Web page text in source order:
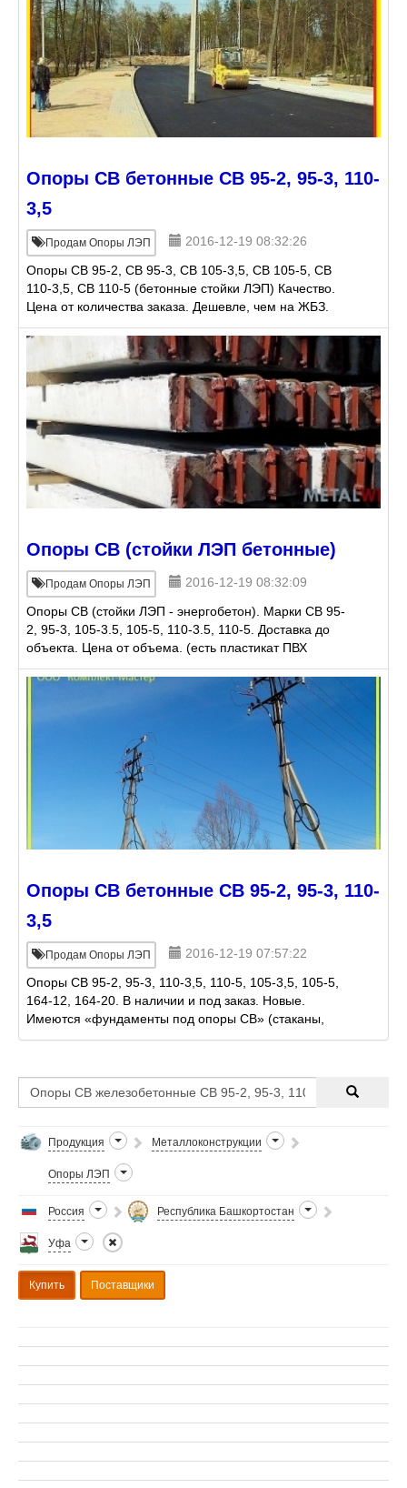
Опоры СВ бетонные СВ 95-2, 95-3, 110-
3,5
Продам Опоры ЛЭП
2016-12-19 08:32:26
Опоры СВ 95-2, СВ 95-3, СВ 105-3,5, СВ 105-5, СВ
110-3,5, СВ 110-5 (бетонные стойки ЛЭП) Качество.
Цена от количества заказа. Дешевле, чем на ЖБЗ.
Имеется доставка. (есть пластикат ПВХ обувн
Опоры СВ (стойки ЛЭП бетонные)
Продам Опоры ЛЭП
2016-12-19 08:32:09
Опоры СВ (стойки ЛЭП - энергобетон). Марки СВ 95-
2, 95-3, 105-3.5, 105-5, 110-3.5, 110-5. Доставка до
объекта. Цена от объема. (есть пластикат ПВХ
обувной и пластификатор ДОФ)
Опоры СВ бетонные СВ 95-2, 95-3, 110-
3,5
Продам Опоры ЛЭП
2016-12-19 07:57:22
Опоры СВ 95-2, 95-3, 110-3,5, 110-5, 105-3,5, 105-5,
164-12, 164-20. В наличии и под заказ. Новые.
Имеются «фундаменты под опоры СВ» (стаканы,
тумбы). Доставка. Бонусная программа для
Продукция Металлоконструкции
Опоры ЛЭП
Россия Республика Башкортостан
Уфа
Купить Поставщики